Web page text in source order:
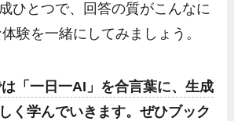
ひとつで、回答の質がこんなに
験を一緒にしてみましょう。
「一日一AI」を合言葉に、生成
く学んでいきます。ぜひブック